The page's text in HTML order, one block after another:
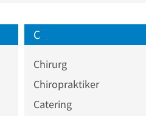
C
Chirurg
Chiropraktiker
Catering